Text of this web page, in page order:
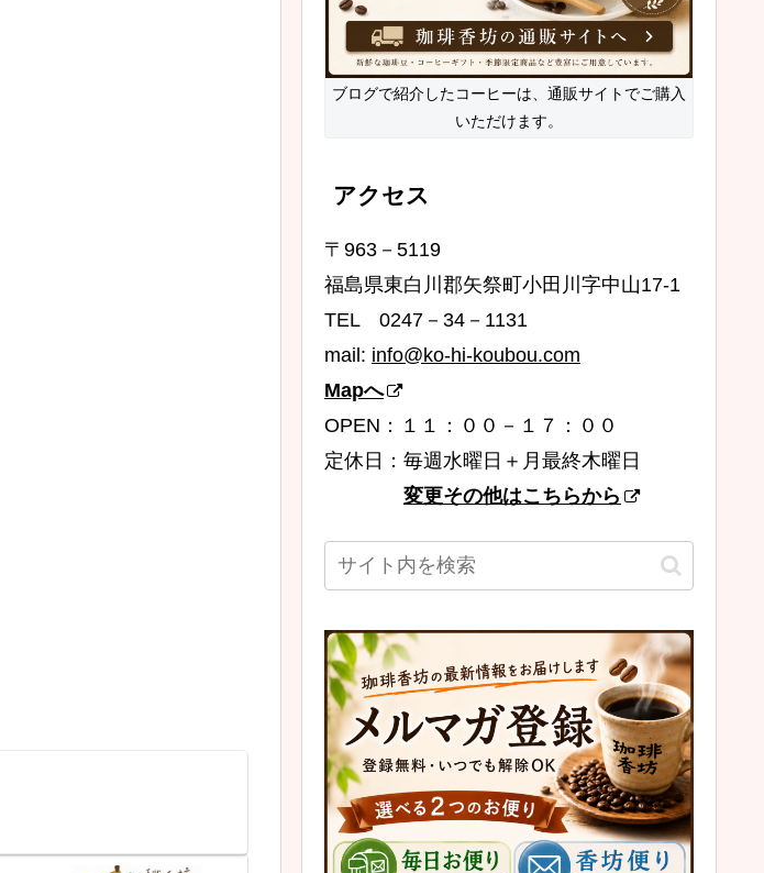
ブログで紹介したコーヒーは、通販サイトでご購入
いただけます。
アクセス
〒963－5119
福島県東白川郡矢祭町小田川字中山17-1
TEL 0247－34－1131
mail: info@ko-hi-koubou.com
Mapへ
OPEN：１１：００－１７：００
定休日：毎週水曜日＋月最終木曜日
変更その他はこちらから